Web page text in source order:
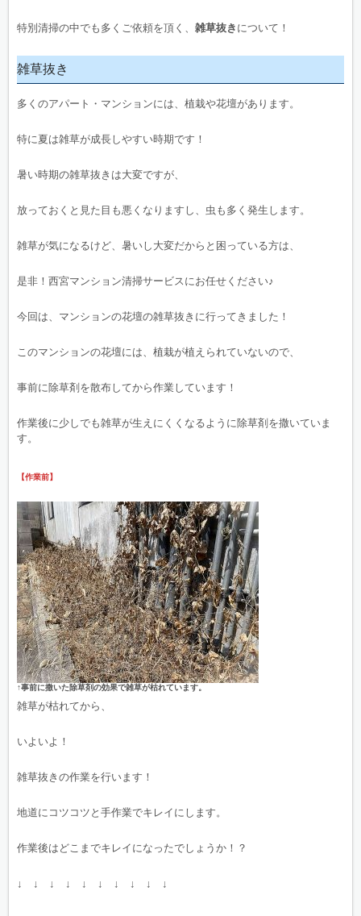
特別清掃の中でも多くご依頼を頂く、 雑草抜き について！
雑草抜き
多くのアパート・マンションには、植栽や花壇があります。
特に夏は雑草が成長しやすい時期です！
暑い時期の雑草抜きは大変ですが、
放っておくと見た目も悪くなりますし、虫も多く発生します。
雑草が気になるけど、暑いし大変だからと困っている方は、
是非！西宮マンション清掃サービスにお任せください♪
今回は、マンションの花壇の雑草抜きに行ってきました！
このマンションの花壇には、植栽が植えられていないので、
事前に除草剤を散布してから作業しています！
作業後に少しでも雑草が生えにくくなるように除草剤を撒いていま
す。
【作業前】
↑事前に撒いた除草剤の効果で雑草が枯れています。
雑草が枯れてから、
いよいよ！
雑草抜きの作業を行います！
地道にコツコツと手作業でキレイにします。
作業後はどこまでキレイになったでしょうか！？
↓ ↓ ↓ ↓ ↓ ↓ ↓ ↓ ↓ ↓